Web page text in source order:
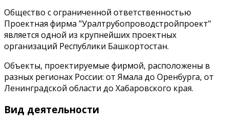
Общество с ограниченной ответственностью
Проектная фирма "Уралтрубопроводстройпроект"
является одной из крупнейших проектных
организаций Республики Башкортостан.
Объекты, проектируемые фирмой, расположены в
разных регионах России: от Ямала до Оренбурга, от
Ленинградской области до Хабаровского края.
Вид деятельности